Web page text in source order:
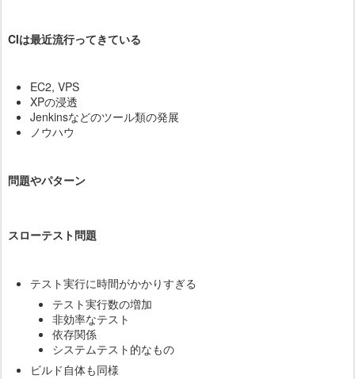
CIは最近流行ってきている
EC2, VPS
XPの浸透
Jenkinsなどのツール類の発展
ノウハウ
問題やパターン
スローテスト問題
テスト実行に時間がかかりすぎる
テスト実行数の増加
非効率なテスト
依存関係
システムテスト的なもの
ビルド自体も同様